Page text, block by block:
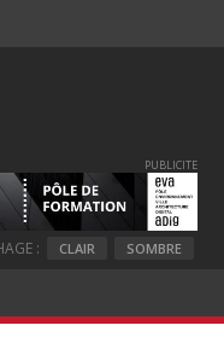
PUBLICITE
: CLAIR SOMBRE